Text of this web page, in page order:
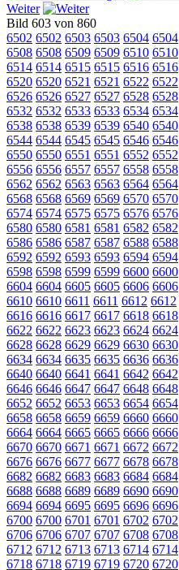
Weiter
Bild 603 von 860
6502 6502 6503 6503 6504 6504
6508 6508 6509 6509 6510 6510
6514 6514 6515 6515 6516 6516
6520 6520 6521 6521 6522 6522
6526 6526 6527 6527 6528 6528
6532 6532 6533 6533 6534 6534
6538 6538 6539 6539 6540 6540
6544 6544 6545 6545 6546 6546
6550 6550 6551 6551 6552 6552
6556 6556 6557 6557 6558 6558
6562 6562 6563 6563 6564 6564
6568 6568 6569 6569 6570 6570
6574 6574 6575 6575 6576 6576
6580 6580 6581 6581 6582 6582
6586 6586 6587 6587 6588 6588
6592 6592 6593 6593 6594 6594
6598 6598 6599 6599 6600 6600
6604 6604 6605 6605 6606 6606
6610 6610 6611 6611 6612 6612
6616 6616 6617 6617 6618 6618
6622 6622 6623 6623 6624 6624
6628 6628 6629 6629 6630 6630
6634 6634 6635 6635 6636 6636
6640 6640 6641 6641 6642 6642
6646 6646 6647 6647 6648 6648
6652 6652 6653 6653 6654 6654
6658 6658 6659 6659 6660 6660
6664 6664 6665 6665 6666 6666
6670 6670 6671 6671 6672 6672
6676 6676 6677 6677 6678 6678
6682 6682 6683 6683 6684 6684
6688 6688 6689 6689 6690 6690
6694 6694 6695 6695 6696 6696
6700 6700 6701 6701 6702 6702
6706 6706 6707 6707 6708 6708
6712 6712 6713 6713 6714 6714
6718 6718 6719 6719 6720 6720